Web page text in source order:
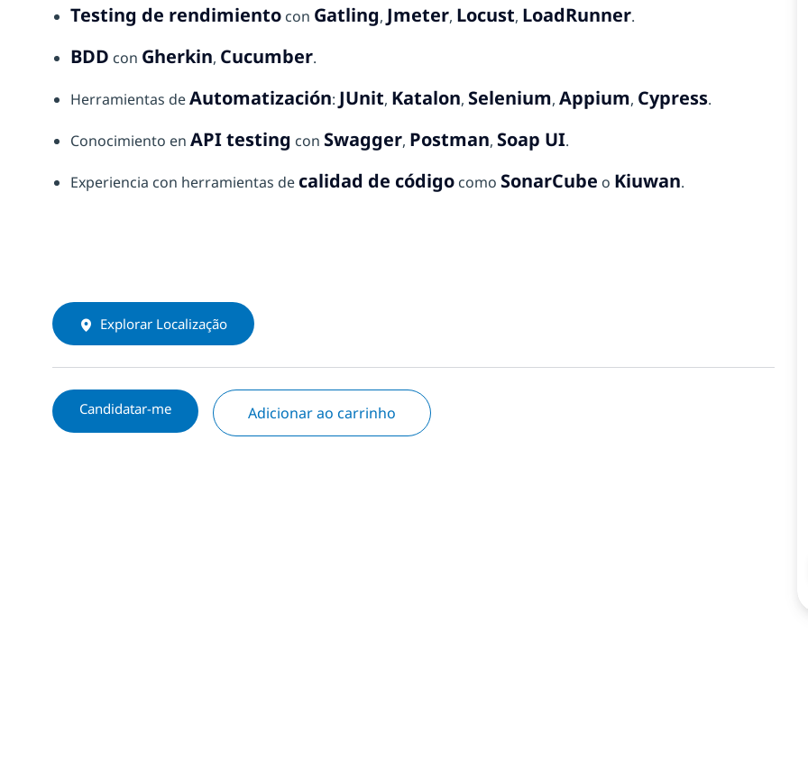
Testing de rendimiento con Gatling, Jmeter, Locust, LoadRunner.
BDD con Gherkin, Cucumber.
Herramientas deAutomatización: JUnit, Katalon, Selenium, Appium, Cypress.
Conocimiento en API testing con Swagger, Postman, Soap UI.
Experiencia con herramientas de calidad de código como SonarCube o Kiuwan.
Explorar Localização
Candidatar-me Adicionar ao carrinho